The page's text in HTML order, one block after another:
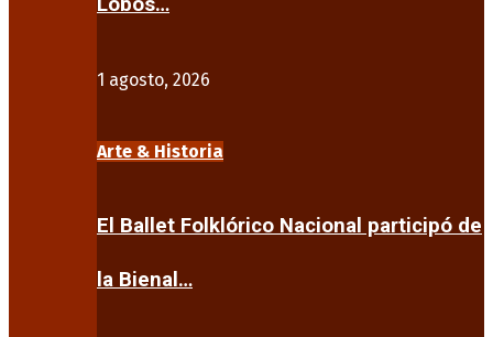
1 agosto, 2026
Arte & Historia
El Ballet Folklórico Nacional participó de
la Bienal…